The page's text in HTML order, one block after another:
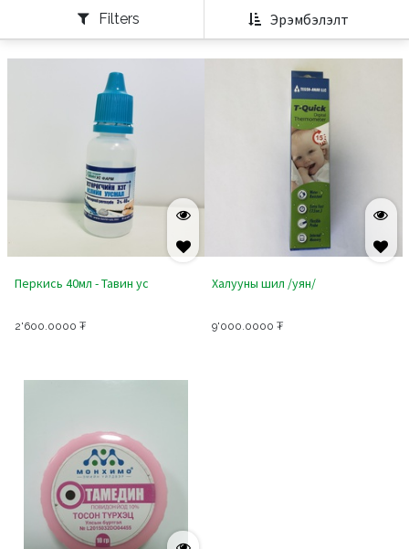
Filters Эрэмбэлэлт
Перкись 40мл - Тавин ус
2'600.0000 ₮
Халууны шил /уян/
9'000.0000 ₮